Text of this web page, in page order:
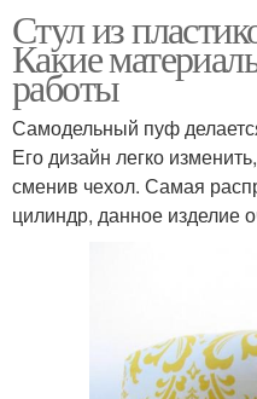
Стул из
Какие
работы
Самодельный пуф
Его дизайн легко
сменив чехол. Самая
цилиндр, данное изделие